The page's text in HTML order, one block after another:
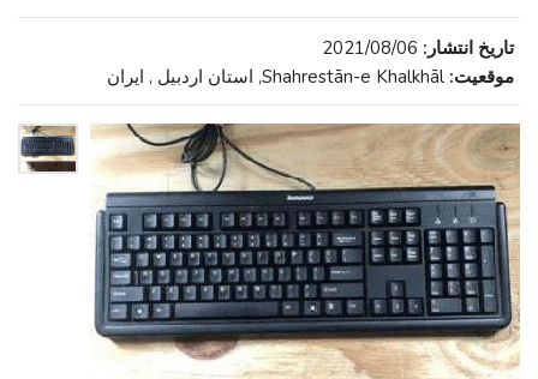
تاریخ انتشار: 2021/08/06
موقعیت: Shahrestān-e Khalkhāl, استان اردبیل , ایران